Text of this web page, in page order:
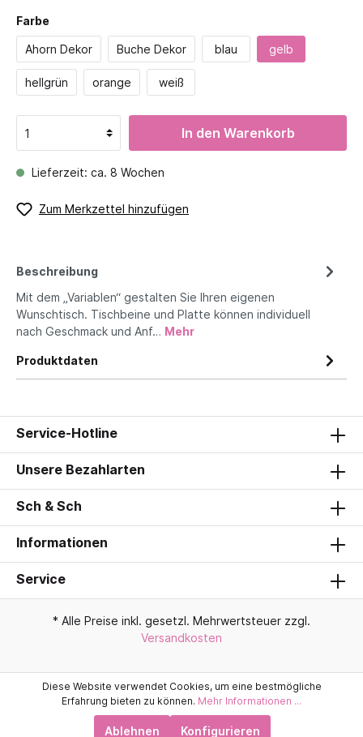
Farbe
Ahorn Dekor Buche Dekor blau gelb
hellgrün orange weiß
In den Warenkorb
Lieferzeit: ca. 8 Wochen
Zum Merkzettel hinzufügen
Beschreibung
Mit dem „Variablen“ gestalten Sie Ihren eigenen
Wunschtisch. Tischbeine und Platte können individuell
nach Geschmack und Anf… Mehr
Produktdaten
Service-Hotline
Unsere Bezahlarten
Sch & Sch
Informationen
Service
* Alle Preise inkl. gesetzl. Mehrwertsteuer zzgl.
Versandkosten
Diese Website verwendet Cookies, um eine bestmögliche
Erfahrung bieten zu können. Mehr Informationen ...
Ablehnen Konfigurieren